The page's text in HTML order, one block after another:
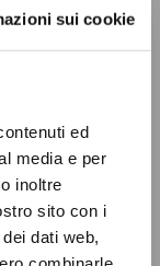
sui cookie
ed
media e per
inoltre
sito con i
dati web,